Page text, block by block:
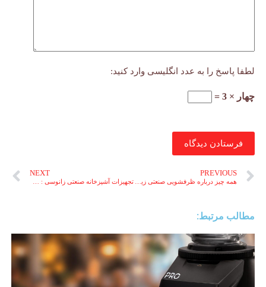
لطفا پاسخ را به عدد انگلیسی وارد کنید:
چهار × 3 =
فرستادن دیدگاه
PREVIOUS
NEXT
مطالب مرتبط: